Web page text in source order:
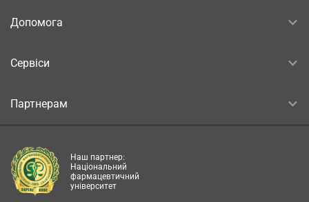
Допомога
Сервіси
Партнерам
Наш партнер:
Національний
фармацевтичний
університет